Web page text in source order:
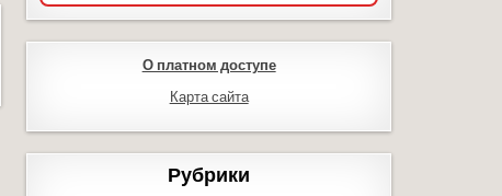
О платном доступе
Карта сайта
Рубрики